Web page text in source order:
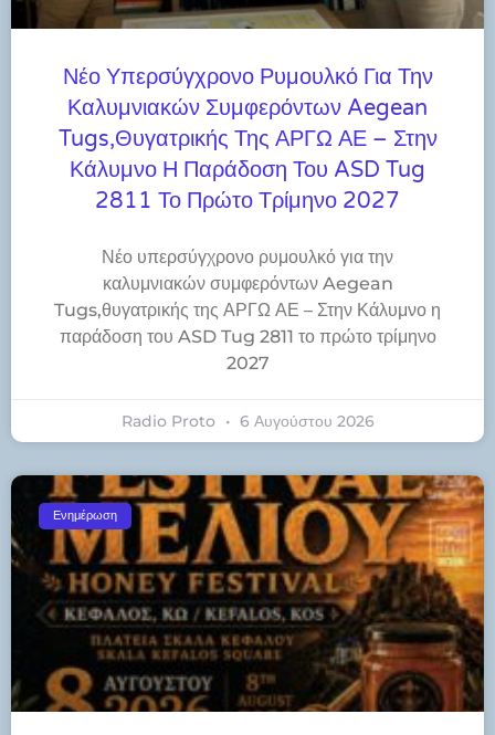
Νέο Υπερσύγχρονο Ρυμουλκό Για Την
Καλυμνιακών Συμφερόντων Aegean
Tugs,θυγατρικής Της ΑΡΓΩ ΑΕ – Στην
Κάλυμνο Η Παράδοση Του ASD Tug
2811 Το Πρώτο Τρίμηνο 2027
Νέο υπερσύγχρονο ρυμουλκό για την
καλυμνιακών συμφερόντων Aegean
Tugs,θυγατρικής της ΑΡΓΩ ΑΕ – Στην Κάλυμνο η
παράδοση του ASD Tug 2811 το πρώτο τρίμηνο
2027
Radio Proto 6 Αυγούστου 2026
Ενημέρωση